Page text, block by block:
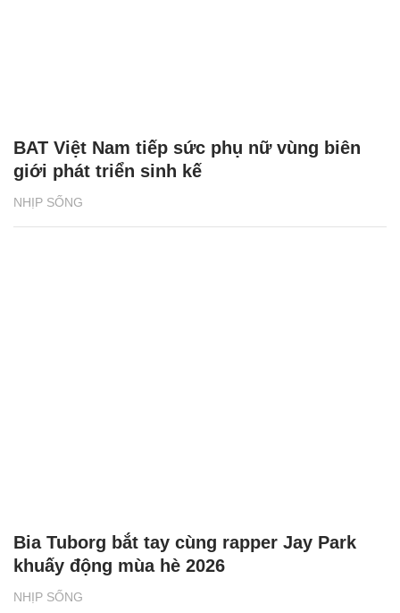
NHỊP SỐNG
BAT Việt Nam tiếp sức phụ nữ vùng biên
giới phát triển sinh kế
NHỊP SỐNG
Bia Tuborg bắt tay cùng rapper Jay Park
khuấy động mùa hè 2026